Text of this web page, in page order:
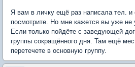
Я вам в личку ещё раз написала тел. и
посмотрите. Но мне кажется вы уже не
Если только пойдёте с заведующей
группы сокращённого дня. Там ещё
перетечете в основную группу.